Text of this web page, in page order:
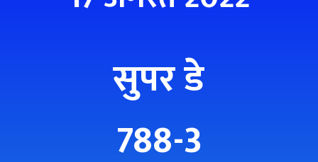
सुपर डे
788-3